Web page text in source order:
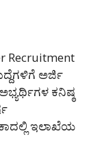
Recruitment
ಅರ್ಜಿ
ಕನಿಷ್ಠ
ಇಲಾಖೆಯ